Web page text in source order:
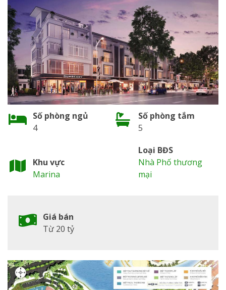
Số phòng ngủ
4
Số phòng tắm
5
Khu vực
Marina
Loại BĐS
Nhà Phố thương
mại
Giá bán
Từ 20 tỷ